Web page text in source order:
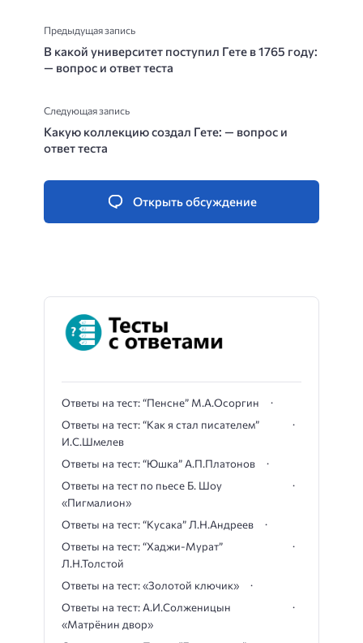
Предыдущая запись
В какой университет поступил Гете в 1765 году:
— вопрос и ответ теста
Следующая запись
Какую коллекцию создал Гете: — вопрос и
ответ теста
Открыть обсуждение
Ответы на тест: “Пенсне” М.А.Осоргин
Ответы на тест: “Как я стал писателем”
И.С.Шмелев
Ответы на тест: “Юшка” А.П.Платонов
Ответы на тест по пьесе Б. Шоу
«Пигмалион»
Ответы на тест: “Кусака” Л.Н.Андреев
Ответы на тест: “Хаджи-Мурат”
Л.Н.Толстой
Ответы на тест: «Золотой ключик»
Ответы на тест: А.И.Солженицын
«Матрёнин двор»